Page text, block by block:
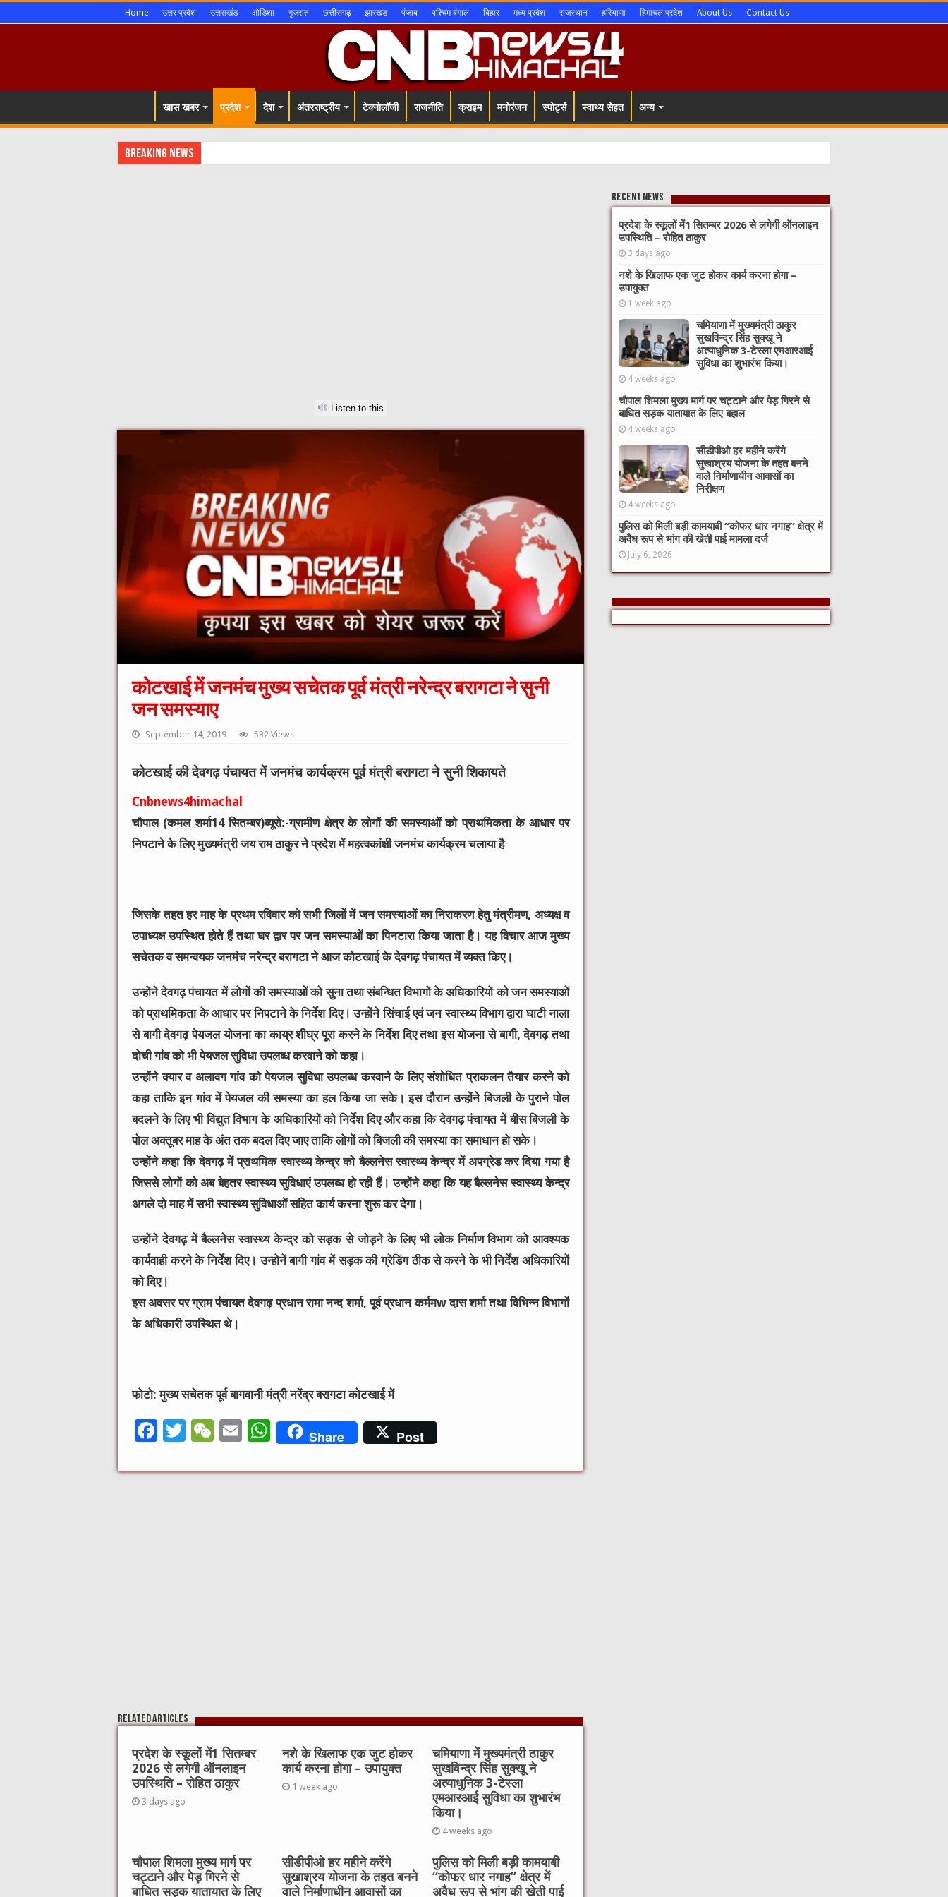
Home उत्तर प्रदेश उत्तराखंड ओडिशा गुजरात छत्तीसगढ़ झारखंड पंजाब पश्चिम बंगाल बिहार मध्य प्रदेश राजस्थान हरियाणा हिमाचल प्रदेश About Us Contact Us
खास खबर प्रदेश देश अंतरराष्ट्रीय टेक्नोलॉजी राजनीति क्राइम मनोरंजन स्पोर्ट्स स्वाथ्य सेहत अन्य
Breaking News
Listen to this
कोटखाई में जनमंच मुख्य सचेतक पूर्व मंत्री नरेन्द्र बरागटा ने सुनी
जन समस्याए
September 14, 2019 532 Views
कोटखाई की देवगढ़ पंचायत में जनमंच कार्यक्रम पूर्व मंत्री बरागटा ने सुनी शिकायते
Cnbnews4himachal
चौपाल (कमल शर्मा14 सितम्बर)ब्यूरो:-ग्रामीण क्षेत्र के लोगों की समस्याओं को प्राथमिकता के आधार पर
निपटाने के लिए मुख्यमंत्री जय राम ठाकुर ने प्रदेश में महत्वकांक्षी जनमंच कार्यक्रम चलाया है
जिसके तहत हर माह के प्रथम रविवार को सभी जिलों में जन समस्याओं का निराकरण हेतु मंत्रीमण, अध्यक्ष व
उपाध्यक्ष उपस्थित होते हैं तथा घर द्वार पर जन समस्याओं का पिनटारा किया जाता है। यह विचार आज मुख्य
सचेतक व समन्वयक जनमंच नरेन्द्र बरागटा ने आज कोटखाई के देवगढ़ पंचायत में व्यक्त किए।
उन्होंने देवगढ़ पंचायत में लोगों की समस्याओं को सुना तथा संबन्धित विभागों के अधिकारियों को जन समस्याओं
को प्राथमिकता के आधार पर निपटाने के निर्देश दिए। उन्होंने सिंचाई एवं जन स्वास्थ्य विभाग द्वारा घाटी नाला
से बागी देवगढ़ पेयजल योजना का काय्र शीघ्र पूरा करने के निर्देश दिए तथा इस योजना से बागी, देवगढ़ तथा
दोची गांव को भी पेयजल सुविधा उपलब्ध करवाने को कहा।
उन्होंने क्यार व अलावग गांव को पेयजल सुविधा उपलब्ध करवाने के लिए संशोधित प्राकलन तैयार करने को
कहा ताकि इन गांव में पेयजल की समस्या का हल किया जा सके। इस दौरान उन्होंने बिजली के पुराने पोल
बदलने के लिए भी विद्युत विभाग के अधिकारियों को निर्देश दिए और कहा कि देवगढ़ पंचायत में बीस बिजली के
पोल अक्तूबर माह के अंत तक बदल दिए जाए ताकि लोगों को बिजली की समस्या का समाधान हो सके।
उन्होंने कहा कि देवगढ़ में प्राथमिक स्वास्थ्य केन्द्र को बैल्लनेस स्वास्थ्य केन्द्र में अपग्रेड कर दिया गया है
जिससे लोगों को अब बेहतर स्वास्थ्य सुविधाएं उपलब्ध हो रही हैं। उन्होंने कहा कि यह बैल्लनेस स्वास्थ्य केन्द्र
अगले दो माह में सभी स्वास्थ्य सुविधाओं सहित कार्य करना शुरू कर देगा।
उन्होंने देवगढ़ में बैल्लनेस स्वास्थ्य केन्द्र को सड़क से जोड़ने के लिए भी लोक निर्माण विभाग को आवश्यक
कार्यवाही करने के निर्देश दिए। उन्होनें बागी गांव में सड़क की ग्रेडिंग ठीक से करने के भी निर्देश अधिकारियों
को दिए।
इस अवसर पर ग्राम पंचायत देवगढ़ प्रधान रामा नन्द शर्मा, पूर्व प्रधान कर्ममw दास शर्मा तथा विभिन्न विभागों
के अधिकारी उपस्थित थे।
फोटो: मुख्य सचेतक पूर्व बागवानी मंत्री नरेंद्र बरागटा कोटखाई में
F
c
T
it
W
C
E
ai
W
h
at
Share Post
Related Articles
प्रदेश के स्कूलों में1 सितम्बर
2026 से लगेगी ऑनलाइन
उपस्थिति – रोहित ठाकुर
3 days ago
नशे के खिलाफ एक जुट होकर
कार्य करना होगा – उपायुक्त
1 week ago
चमियाणा में मुख्यमंत्री ठाकुर
सुखविन्द्र सिंह सुक्खू ने
अत्याधुनिक 3-टेस्ला
एमआरआई सुविधा का शुभारंभ
किया।
4 weeks ago
चौपाल शिमला मुख्य मार्ग पर
चट्टाने और पेड़ गिरने से
बाधित सड़क यातायात के लिए
सीडीपीओ हर महीने करेंगे
सुखाश्रय योजना के तहत बनने
वाले निर्माणाधीन आवासों का
पुलिस को मिली बड़ी कामयाबी
“कोफर धार नगाह” क्षेत्र में
अवैध रूप से भांग की खेती पाई
Recent News
प्रदेश के स्कूलों में1 सितम्बर 2026 से लगेगी ऑनलाइन
उपस्थिति – रोहित ठाकुर
3 days ago
नशे के खिलाफ एक जुट होकर कार्य करना होगा –
उपायुक्त
1 week ago
चमियाणा में मुख्यमंत्री ठाकुर
सुखविन्द्र सिंह सुक्खू ने
अत्याधुनिक 3-टेस्ला एमआरआई
सुविधा का शुभारंभ किया।
4 weeks ago
चौपाल शिमला मुख्य मार्ग पर चट्टाने और पेड़ गिरने से
बाधित सड़क यातायात के लिए बहाल
4 weeks ago
सीडीपीओ हर महीने करेंगे
सुखाश्रय योजना के तहत बनने
वाले निर्माणाधीन आवासों का
निरीक्षण
4 weeks ago
पुलिस को मिली बड़ी कामयाबी “कोफर धार नगाह” क्षेत्र में
अवैध रूप से भांग की खेती पाई मामला दर्ज
July 6, 2026